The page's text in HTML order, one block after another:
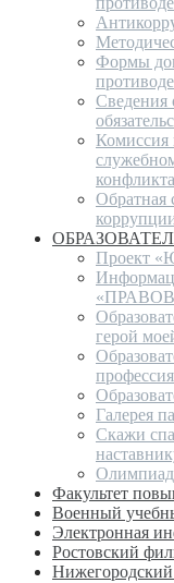
Формы
Сведения
Комиссия
Обратная
Проект
герой
Галерея
Скажи
Факультет
Военный
Электронная
Ростовский